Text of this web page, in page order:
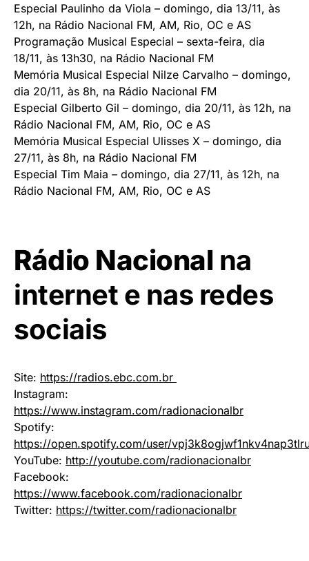
Especial Paulinho da Viola – domingo, dia 13/11, às
12h, na Rádio Nacional FM, AM, Rio, OC e AS
Programação Musical Especial – sexta-feira, dia
18/11, às 13h30, na Rádio Nacional FM
Memória Musical Especial Nilze Carvalho – domingo,
dia 20/11, às 8h, na Rádio Nacional FM
Especial Gilberto Gil – domingo, dia 20/11, às 12h, na
Rádio Nacional FM, AM, Rio, OC e AS
Memória Musical Especial Ulisses X – domingo, dia
27/11, às 8h, na Rádio Nacional FM
Especial Tim Maia – domingo, dia 27/11, às 12h, na
Rádio Nacional FM, AM, Rio, OC e AS
Rádio Nacional na
internet e nas redes
sociais
Site: https://radios.ebc.com.br
Instagram:
https://www.instagram.com/radionacionalbr
Spotify:
https://open.spotify.com/user/
YouTube: http://youtube.com/radionacionalbr
Facebook:
https://www.facebook.com/radionacionalbr
Twitter: https://twitter.com/radionacionalbr